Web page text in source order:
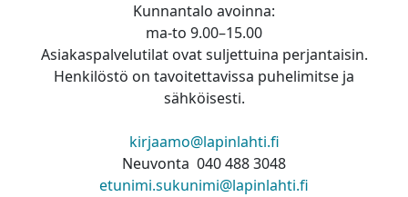
Kunnantalo avoinna:
ma-to 9.00–15.00
Asiakaspalvelutilat ovat suljettuina perjantaisin.
Henkilöstö on tavoitettavissa puhelimitse ja
sähköisesti.
kirjaamo@lapinlahti.fi
Neuvonta 040 488 3048
etunimi.sukunimi@lapinlahti.fi